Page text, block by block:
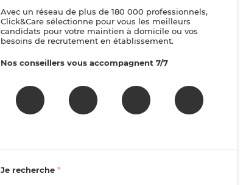
Avec un réseau de plus de 180 000 professionnels,
Click&Care sélectionne pour vous les meilleurs
candidats pour votre maintien à domicile ou vos
besoins de recrutement en établissement.
Nos conseillers vous accompagnent 7/7
Je recherche